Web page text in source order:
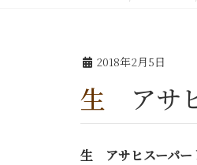
2018年2月5日
生 ア
生 アサヒスーパー